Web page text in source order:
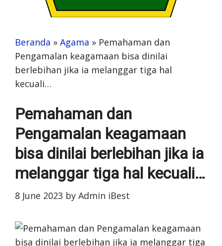
Beranda » Agama » Pemahaman dan
Pengamalan keagamaan bisa dinilai
berlebihan jika ia melanggar tiga hal
kecuali…
Pemahaman dan
Pengamalan keagamaan
bisa dinilai berlebihan jika ia
melanggar tiga hal kecuali…
8 June 2023 by Admin iBest